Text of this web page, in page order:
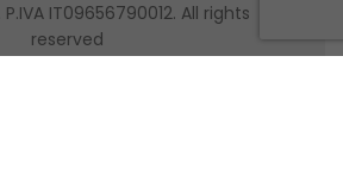
P.IVA IT09656790012. All rights
reserved